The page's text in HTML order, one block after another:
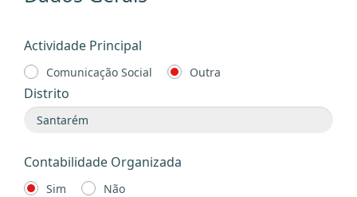
Actividade Principal
Comunicação Social Outra
Distrito
Contabilidade Organizada
Sim Não